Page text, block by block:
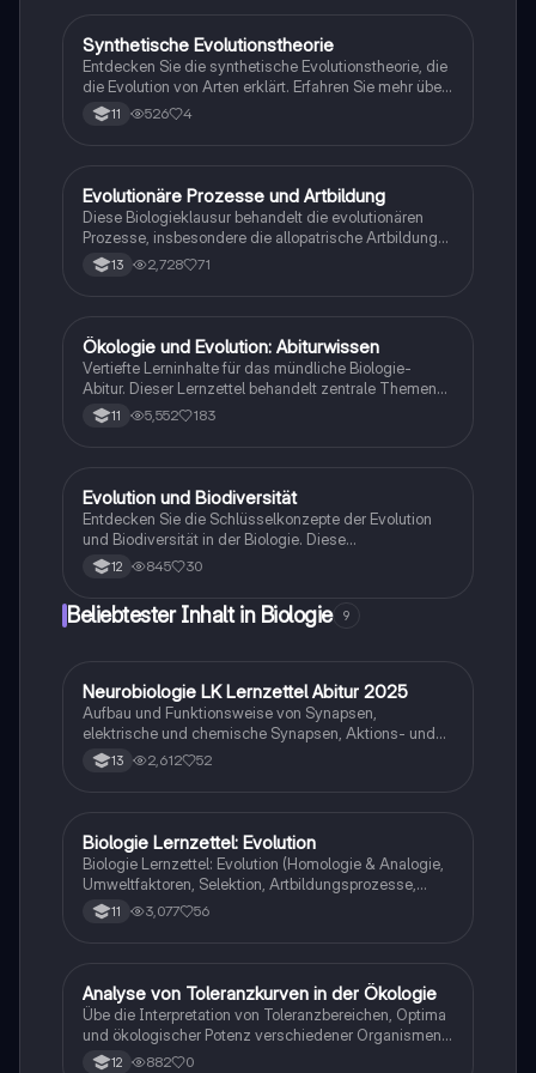
auf Prüfungen vorbereiten.
Biologie
Synthetische Evolutionstheorie
Entdecken Sie die synthetische Evolutionstheorie, die
die Evolution von Arten erklärt. Erfahren Sie mehr über
die 6 Evolutionsfaktoren wie Mutation, Selektion und
Gendrift, die die genetische Vielfalt und die
Prozesse.
11 526 4
Biologie
Evolutionäre Prozesse und Artbildung
Diese Biologieklausur behandelt die evolutionären
Prozesse, insbesondere die allopatrische Artbildung
bei Unken und Krähen sowie das Phänomen der
Mimikry bei Korallenschlangen. Sie bietet eine
Anpassungen. Ideal für Schüler der Klasse 13, die
sich auf das Thema Evolution vorbereiten möchten.
13 2,728 71
Biologie
Ökologie und Evolution: Abiturwissen
Vertiefte Lerninhalte für das mündliche Biologie-
Abitur. Dieser Lernzettel behandelt zentrale Themen
wie Evolutionstheorien, ökologische Nischen,
Eutrophierung, natürliche Selektion, adaptive
Enthält wichtige Konzepte wie Homologie, Symbiose,
und den Stickstoffkreislauf.
11 5,552 183
Biologie
Evolution und Biodiversität
Entdecken Sie die Schlüsselkonzepte der Evolution
und Biodiversität in der Biologie. Diese
Zusammenfassung behandelt genetische Variabilität,
Evolutionstheorien (Lamarck und Darwin), natürliche
Ideal für Schüler der Oberstufe, die sich auf Prüfungen
12 845 30
Beliebtester Inhalt in Biologie 9
Biologie
Neurobiologie LK Lernzettel Abitur 2025
Aufbau und Funktionsweise von Synapsen,
elektrische und chemische Synapsen, Aktions- und
Ruhepotential
13 2,612 52
Biologie
Biologie Lernzettel: Evolution
Biologie Lernzettel: Evolution (Homologie & Analogie,
Umweltfaktoren, Selektion, Artbildungsprozesse,
Klimaregeln, Konkurrenz, Evolution des Menschen…)
11 3,077 56
ABiologie
Analyse von Toleranzkurven in der Ökologie
Übe die Interpretation von Toleranzbereichen, Optima
und ökologischer Potenz verschiedener Organismen
gegenüber Umweltfaktoren.
12 882 0